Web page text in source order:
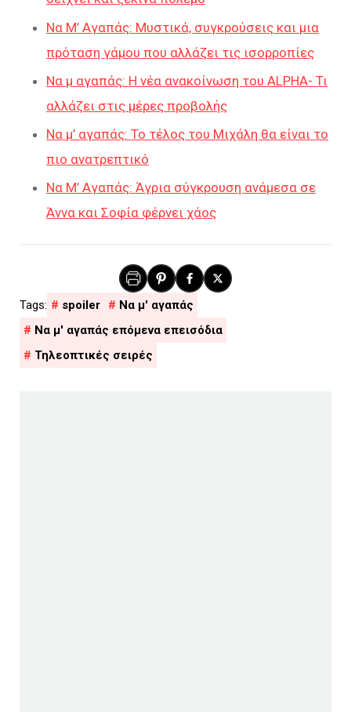
Να Μ’ Αγαπάς: Μυστικά, συγκρούσεις και μια
πρόταση γάμου που αλλάζει τις ισορροπίες
Να μ αγαπάς: Η νέα ανακοίνωση του ALPHA- Τι
αλλάζει στις μέρες προβολής
Να μ’ αγαπάς: Το τέλος του Μιχάλη θα είναι το
πιο ανατρεπτικό
Να Μ’ Αγαπάς: Άγρια σύγκρουση ανάμεσα σε
Άννα και Σοφία φέρνει χάος
spoiler
Να μ' αγαπάς
Να μ' αγαπάς επόμενα επεισόδια
Τηλεοπτικές σειρές